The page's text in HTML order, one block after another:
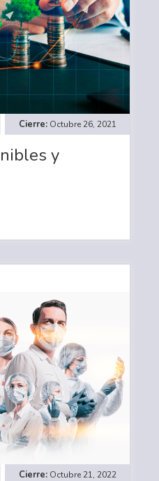
Octubre 26, 2021
y
Octubre 21, 2022